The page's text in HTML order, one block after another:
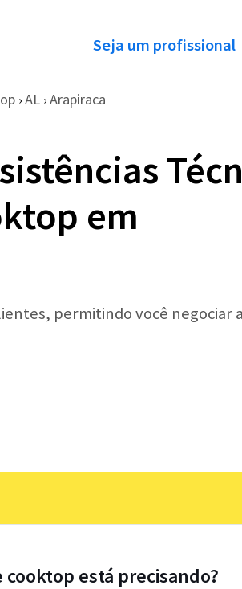
Seja um profissional
› AL › Arapiraca
em
permitindo você negociar
cooktop está precisando?